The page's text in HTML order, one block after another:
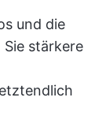
und die
Sie stärkere